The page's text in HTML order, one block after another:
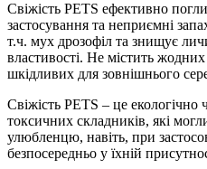
Свіжість PETS ефективно
застосування та неприємні
т.ч. мух дрозофіл та знищує
властивості. Не містить
шкідливих для зовнішнього
Свіжість PETS – це
токсичних складників, які
улюбленцю, навіть, при
безпосередньо у їхній